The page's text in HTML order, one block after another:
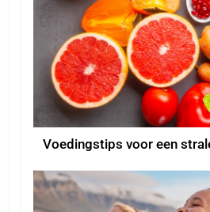
Voedingstips voor een